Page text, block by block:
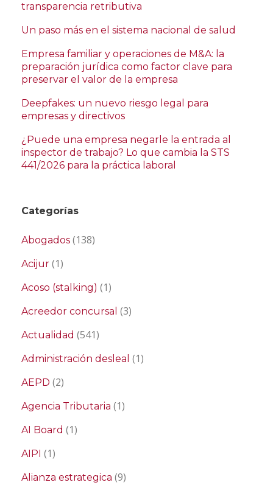
transparencia retributiva
Un paso más en el sistema nacional de salud
Empresa familiar y operaciones de M&A: la
preparación jurídica como factor clave para
preservar el valor de la empresa
Deepfakes: un nuevo riesgo legal para
empresas y directivos
¿Puede una empresa negarle la entrada al
inspector de trabajo? Lo que cambia la STS
441/2026 para la práctica laboral
Categorías
Abogados (138)
Acijur (1)
Acoso (stalking) (1)
Acreedor concursal (3)
Actualidad (541)
Administración desleal (1)
AEPD (2)
Agencia Tributaria (1)
AI Board (1)
AIPI (1)
Alianza estrategica (9)